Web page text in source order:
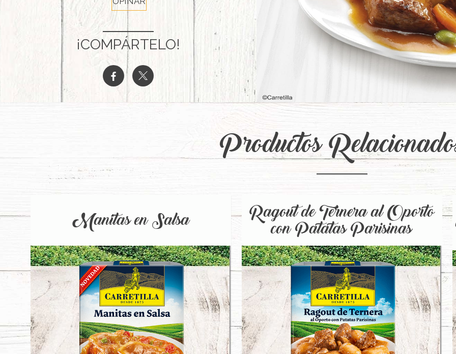
¡COMPÁRTELO!
b a
Productos
Manitas en Salsa Ragout de Ternera al Oporto
con Patatas Parisinas